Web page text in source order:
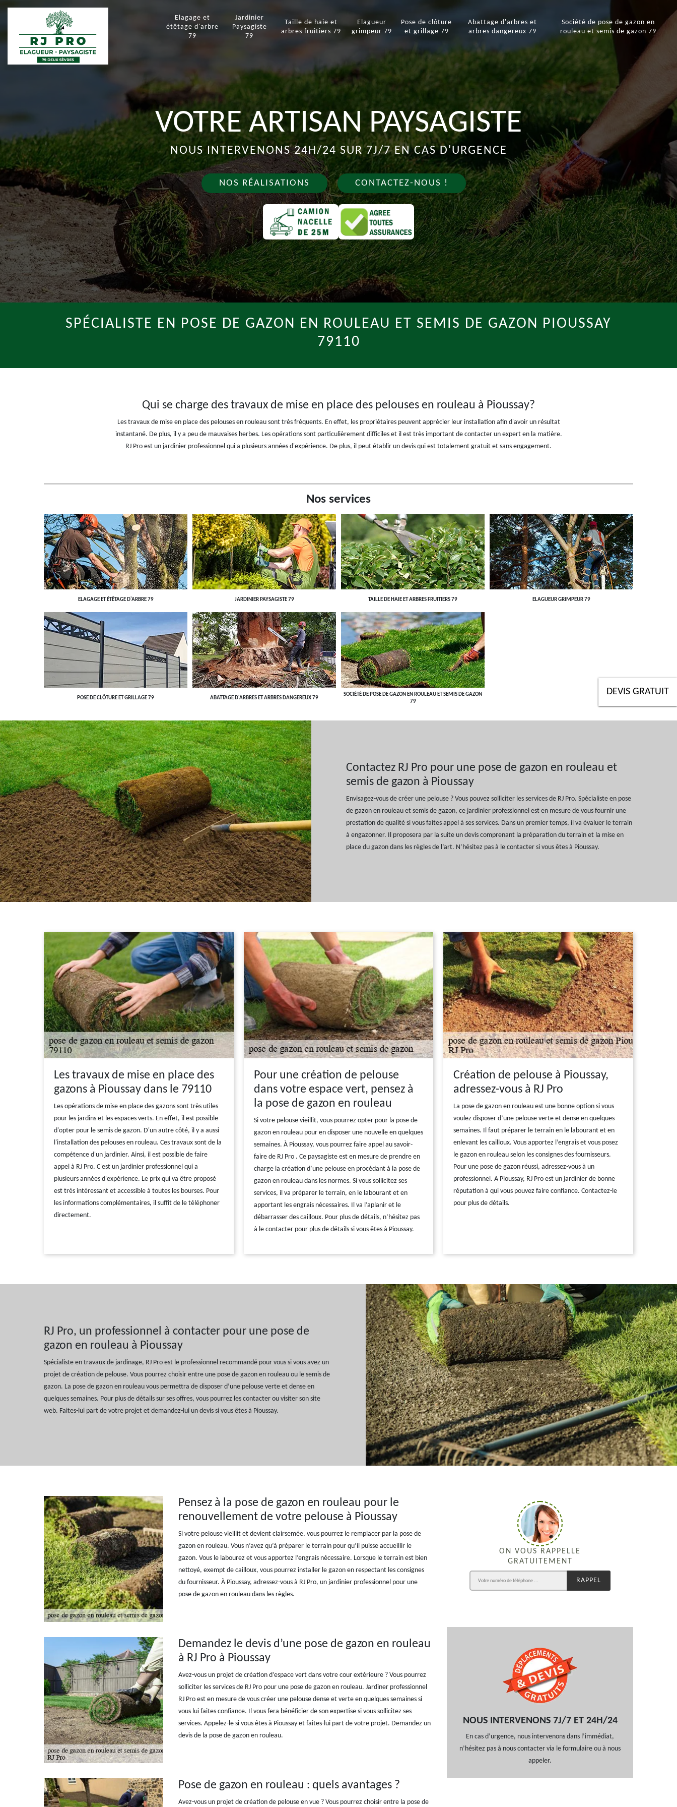
Elagage et
étêtage d'arbre
79
Jardinier
Paysagiste
79
Taille de haie et
arbres fruitiers 79
Elagueur
grimpeur 79
Pose de clôture
et grillage 79
Abattage d'arbres et
arbres dangereux 79
Société de pose de gazon en
rouleau et semis de gazon 79
VOTRE ARTISAN PAYSAGISTE
NOUS INTERVENONS 24H/24 SUR 7J/7 EN CAS D'URGENCE
NOS RÉALISATIONS CONTACTEZ-NOUS !
DEVIS GRATUIT
SPÉCIALISTE EN POSE DE GAZON EN ROULEAU ET SEMIS DE GAZON PIOUSSAY
79110
Qui se charge des travaux de mise en place des pelouses en rouleau à Pioussay?
Les travaux de mise en place des pelouses en rouleau sont très fréquents. En effet, les propriétaires peuvent apprécier leur installation afin d'avoir un résultat
instantané. De plus, il y a peu de mauvaises herbes. Les opérations sont particulièrement difficiles et il est très important de contacter un expert en la matière.
RJ Pro est un jardinier professionnel qui a plusieurs années d'expérience. De plus, il peut établir un devis qui est totalement gratuit et sans engagement.
Nos services
ELAGAGE ET ÉTÊTAGE D'ARBRE 79 JARDINIER PAYSAGISTE 79 TAILLE DE HAIE ET ARBRES FRUITIERS 79 ELAGUEUR GRIMPEUR 79
POSE DE CLÔTURE ET GRILLAGE 79 ABATTAGE D'ARBRES ET ARBRES DANGEREUX 79
SOCIÉTÉ DE POSE DE GAZON EN ROULEAU ET SEMIS DE GAZON
79
Contactez RJ Pro pour une pose de gazon en rouleau et
semis de gazon à Pioussay
Envisagez-vous de créer une pelouse ? Vous pouvez solliciter les services de RJ Pro. Spécialiste en pose
de gazon en rouleau et semis de gazon, ce jardinier professionnel est en mesure de vous fournir une
prestation de qualité si vous faites appel à ses services. Dans un premier temps, il va évaluer le terrain
à engazonner. Il proposera par la suite un devis comprenant la préparation du terrain et la mise en
place du gazon dans les règles de l’art. N’hésitez pas à le contacter si vous êtes à Pioussay.
Les travaux de mise en place des
gazons à Pioussay dans le 79110
Les opérations de mise en place des gazons sont très utiles
pour les jardins et les espaces verts. En effet, il est possible
d'opter pour le semis de gazon. D'un autre côté, il y a aussi
l'installation des pelouses en rouleau. Ces travaux sont de la
compétence d'un jardinier. Ainsi, il est possible de faire
appel à RJ Pro. C'est un jardinier professionnel qui a
plusieurs années d'expérience. Le prix qui va être proposé
est très intéressant et accessible à toutes les bourses. Pour
les informations complémentaires, il suffit de le téléphoner
directement.
Pour une création de pelouse
dans votre espace vert, pensez à
la pose de gazon en rouleau
Si votre pelouse vieillit, vous pourrez opter pour la pose de
gazon en rouleau pour en disposer une nouvelle en quelques
semaines. À Pioussay, vous pourrez faire appel au savoir-
faire de RJ Pro . Ce paysagiste est en mesure de prendre en
charge la création d’une pelouse en procédant à la pose de
gazon en rouleau dans les normes. Si vous sollicitez ses
services, il va préparer le terrain, en le labourant et en
apportant les engrais nécessaires. Il va l’aplanir et le
débarrasser des cailloux. Pour plus de détails, n’hésitez pas
à le contacter pour plus de détails si vous êtes à Pioussay.
Création de pelouse à Pioussay,
adressez-vous à RJ Pro
La pose de gazon en rouleau est une bonne option si vous
voulez disposer d’une pelouse verte et dense en quelques
semaines. Il faut préparer le terrain en le labourant et en
enlevant les cailloux. Vous apportez l’engrais et vous posez
le gazon en rouleau selon les consignes des fournisseurs.
Pour une pose de gazon réussi, adressez-vous à un
professionnel. A Pioussay, RJ Pro est un jardinier de bonne
réputation à qui vous pouvez faire confiance. Contactez-le
pour plus de détails.
RJ Pro, un professionnel à contacter pour une pose de
gazon en rouleau à Pioussay
Spécialiste en travaux de jardinage, RJ Pro est le professionnel recommandé pour vous si vous avez un
projet de création de pelouse. Vous pourrez choisir entre une pose de gazon en rouleau ou le semis de
gazon. La pose de gazon en rouleau vous permettra de disposer d’une pelouse verte et dense en
quelques semaines. Pour plus de détails sur ses offres, vous pourrez les contacter ou visiter son site
web. Faites-lui part de votre projet et demandez-lui un devis si vous êtes à Pioussay.
Pensez à la pose de gazon en rouleau pour le
renouvellement de votre pelouse à Pioussay
Si votre pelouse vieillit et devient clairsemée, vous pourrez le remplacer par la pose de
gazon en rouleau. Vous n’avez qu’à préparer le terrain pour qu’il puisse accueillir le
gazon. Vous le labourez et vous apportez l’engrais nécessaire. Lorsque le terrain est bien
nettoyé, exempt de cailloux, vous pourrez installer le gazon en respectant les consignes
du fournisseur. À Pioussay, adressez-vous à RJ Pro, un jardinier professionnel pour une
pose de gazon en rouleau dans les règles.
Demandez le devis d’une pose de gazon en rouleau
à RJ Pro à Pioussay
Avez-vous un projet de création d’espace vert dans votre cour extérieure ? Vous pourrez
solliciter les services de RJ Pro pour une pose de gazon en rouleau. Jardiner professionnel
RJ Pro est en mesure de vous créer une pelouse dense et verte en quelques semaines si
vous lui faites confiance. Il vous fera bénéficier de son expertise si vous sollicitez ses
services. Appelez-le si vous êtes à Pioussay et faites-lui part de votre projet. Demandez un
devis de la pose de gazon en rouleau.
Pose de gazon en rouleau : quels avantages ?
Avez-vous un projet de création de pelouse en vue ? Vous pourrez choisir entre la pose de
ON VOUS RAPPELLE
GRATUITEMENT
NOUS INTERVENONS 7J/7 ET 24H/24
En cas d’urgence, nous intervenons dans l’immédiat,
n’hésitez pas à nous contacter via le formulaire ou à nous
appeler.